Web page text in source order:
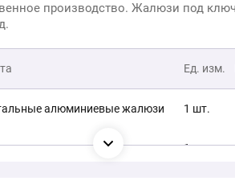
от
1 шт.
1 шт. от
производство. Жалюзи под
Ед. изм.
алюминиевые жалюзи 1 шт.
жалюзи 1 шт.